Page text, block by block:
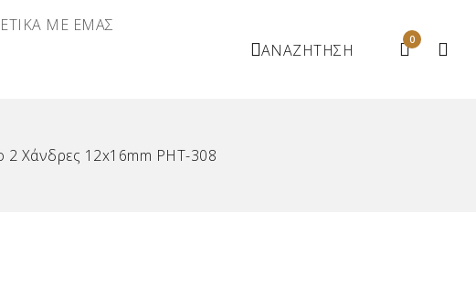
ΜΕ ΕΜΑΣ
0
ΑΝΑΖΗΤΗΣΗ
2 Χάνδρες 12x16mm ΡΗΤ-308